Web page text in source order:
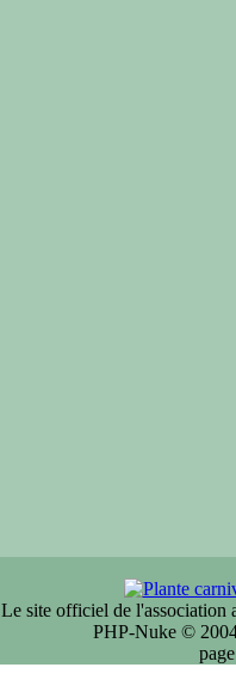
Le site officiel de l'association
PHP-Nuke ©